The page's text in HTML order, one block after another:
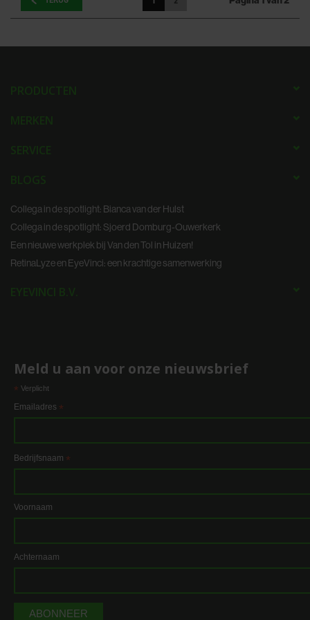
PRODUCTEN
MERKEN
SERVICE
BLOGS
Collega in de spotlight: Bianca van der Hulst
Collega in de spotlight: Sjoerd Domburg-Ouwerkerk
Een nieuwe werkplek bij Van den Tol in Huizen!
RetinaLyze en EyeVinci: een krachtige samenwerking
EYEVINCI B.V.
Meld u aan voor onze nieuwsbrief
* Verplicht
Emailadres *
Bedrijfsnaam *
Voornaam
Achternaam